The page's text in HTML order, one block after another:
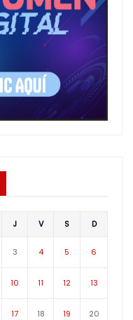
J V S D
3 4 5 6
10 11 12 13
17 18 19 20